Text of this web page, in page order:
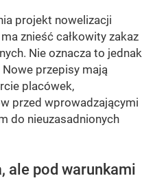
projekt nowelizacji
znieść całkowity zakaz
Nie oznacza to jednak
przepisy mają
placówek,
przed wprowadzającymi
do nieuzasadnionych
ale pod warunkami